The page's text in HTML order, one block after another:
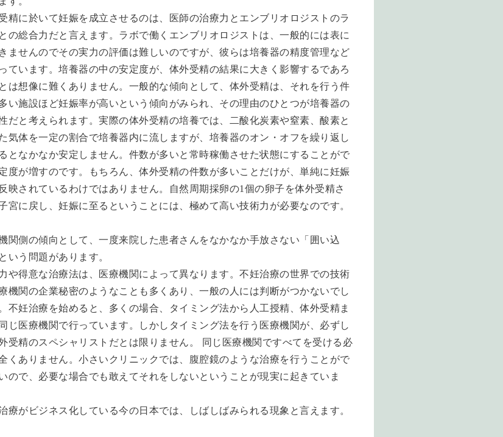
精に於いて妊娠を成立させるのは、医師の治療力とエンブリオロジストのラ
の総合力だと言えます。ラボで働くエンブリオロジストは、一般的には表に
ませんのでその実力の評価は難しいのですが、彼らは培養器の精度管理など
ています。培養器の中の安定度が、体外受精の結果に大きく影響するであろ
は想像に難くありません。一般的な傾向として、体外受精は、それを行う件
い施設ほど妊娠率が高いという傾向がみられ、その理由のひとつが培養器の
だと考えられます。実際の体外受精の培養では、二酸化炭素や窒素、酸素と
気体を一定の割合で培養器内に流しますが、培養器のオン・オフを繰り返し
となかなか安定しません。件数が多いと常時稼働させた状態にすることがで
度が増すのです。もちろん、体外受精の件数が多いことだけが、単純に妊娠
映されているわけではありません。自然周期採卵の1 個の卵子を体外受精さ
宮に戻し、妊娠に至るということには、極めて高い技術力が必要なのです。
関側の傾向として、一度来院した患者さんをなかなか手放さない「囲い込
いう問題があります。
や得意な治療法は、医療機関によって異なります。不妊治療の世界での技術
機関の企業秘密のようなことも多くあり、一般の人には判断がつかないでし
不妊治療を始めると、多くの場合、タイミング法から人工授精、体外受精ま
じ医療機関で行っています。しかしタイミング法を行う医療機関が、必ずし
受精のスペシャリストだとは限りません。
同じ医療機関ですべてを受ける必
くありません。小さいクリニックでは、腹腔鏡のような治療を行うことがで
ので、必要な場合でも敢えてそれをしないということが現実に起きていま
療がビジネス化している今の日本では、しばしばみられる現象と言えます。